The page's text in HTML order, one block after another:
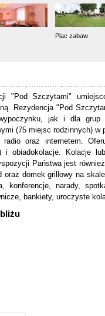
Plac zabaw
"Pod Szczytami"
Rezydencja "Pod
jak i dla grup
(75 miejsc rodzinnych) w
oraz internetem.
i obiadokolacje. Kolacje
Państwa jest
oraz domek grillowy na
konferencje, narady,
bankiety, uroczyste